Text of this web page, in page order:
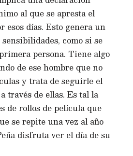
al que se apresta el
esos días. Esto genera un
como si se
persona. Tiene algo
de ese hombre que no
y trata de seguirle el
través de ellas. Es tal la
de rollos de película que
se repite una vez al año
disfruta ver el día de su